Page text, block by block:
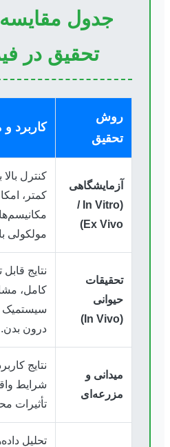
جدول
تحقیق در
روش
تحقیق
کاربرد و
آزمایشگاهی
(
In Vitro
/
Ex Vivo
)
کنترل بالا
کمتر،
مولکولی
تحقیقات
حیوانی
(
In Vivo
)
نتایج
کامل،
سیستمیک
درون بدن.
میدانی و
مزرعه‌ای
نتایج
شرایط
تأثیرات
تحلیل